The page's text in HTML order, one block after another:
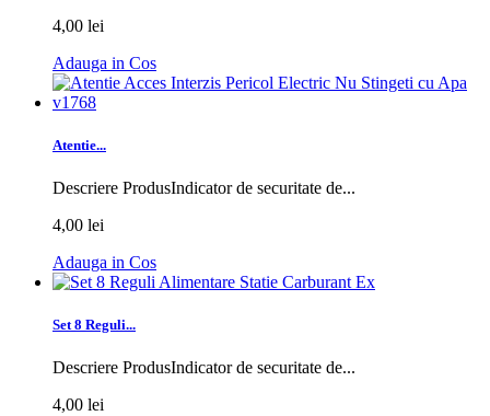
4,00 lei
Adauga in Cos
Atentie...
Descriere ProdusIndicator de securitate de...
4,00 lei
Adauga in Cos
Set 8 Reguli...
Descriere ProdusIndicator de securitate de...
4,00 lei